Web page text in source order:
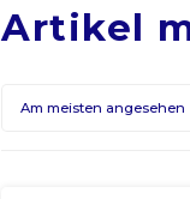
Artikel
Am meisten angesehen